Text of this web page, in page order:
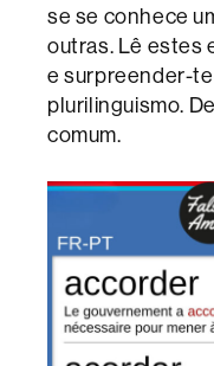
se se conhece
outras. Lê estes
e surpreender-
plurilinguismo.
comum.